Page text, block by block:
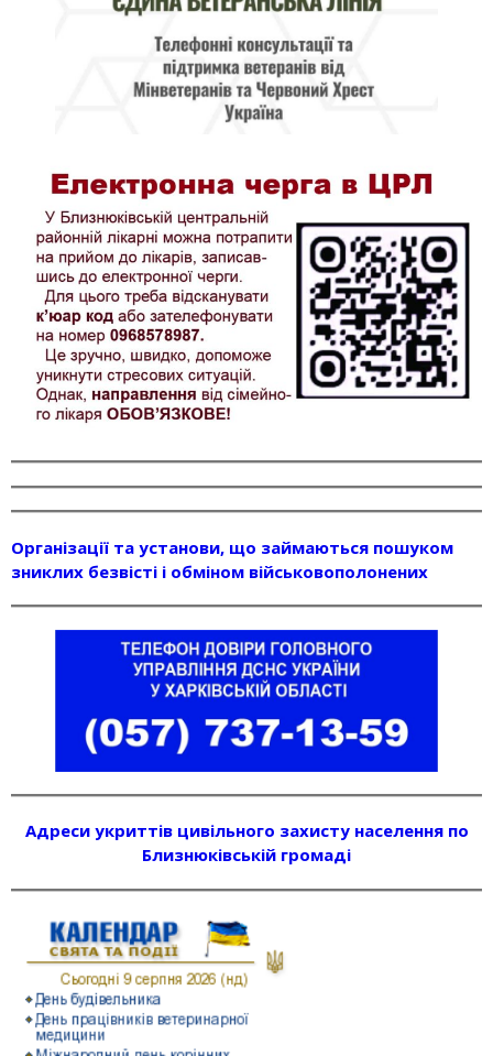
Організації та установи, що займаються пошуком
зниклих безвісті і обміном військовополонених
Адреси укриттів цивільного захисту населення по
Близнюківській громаді